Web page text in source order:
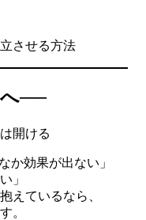
させる方法
へ──
開ける
か効果が出ない」
」
えているなら、
。